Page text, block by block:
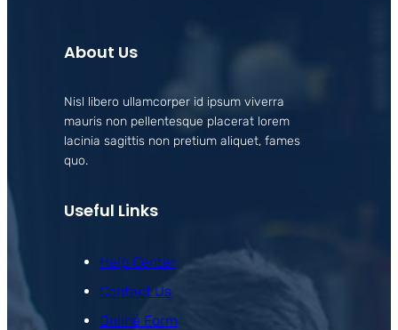
About Us
Nisl libero ullamcorper id ipsum viverra
mauris non pellentesque placerat lorem
lacinia sagittis non pretium aliquet, fames
quo.
Useful Links
Help Center
Contact Us
Online Form